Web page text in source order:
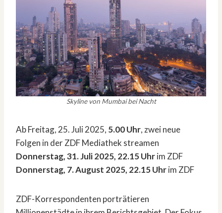
Skyline von Mumbai bei Nacht
Ab Freitag, 25. Juli 2025, 5.00 Uhr, zwei neue
Folgen in der ZDF Mediathek streamen
Donnerstag, 31. Juli 2025, 22.15 Uhrim ZDF
Donnerstag, 7. August 2025, 22.15 Uhrim ZDF
ZDF-Korrespondenten porträtieren